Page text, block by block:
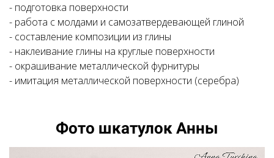
- подготовка поверхности
- работа с молдами и самозатвердевающей глиной
- составление композиции из глины
- наклеивание глины на круглые поверхности
- окрашивание металлической фурнитуры
- имитация металлической поверхности (серебра)
Фото шкатулок Анны